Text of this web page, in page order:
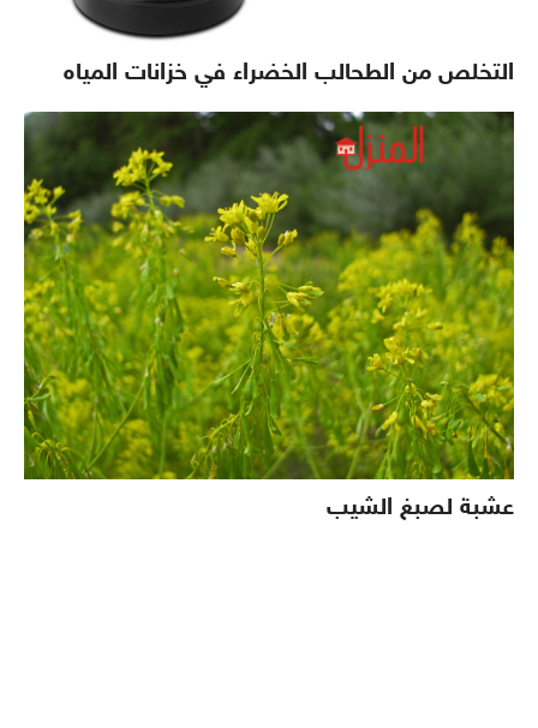
التخلص من الطحالب الخضراء في خزانات المياه
عشبة لصبغ الشيب